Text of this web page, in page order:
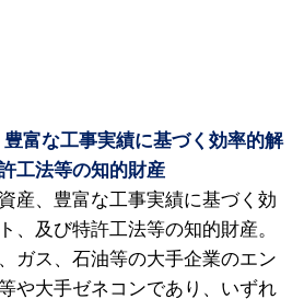
富な工事実績に基づく効率的解
工法等の知的財産
産、豊富な工事実績に基づく効
、及び特許工法等の知的財産。
ガス、石油等の大手企業のエン
や大手ゼネコンであり、いずれ